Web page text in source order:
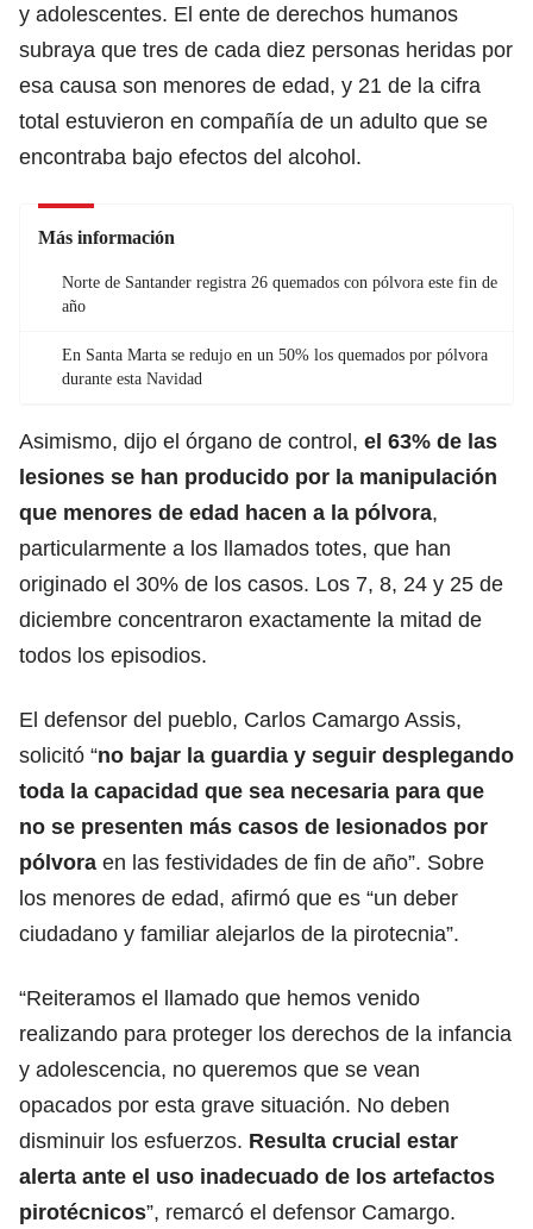
y adolescentes. El ente de derechos humanos
subraya que tres de cada diez personas heridas por
esa causa son menores de edad, y 21 de la cifra
total estuvieron en compañía de un adulto que se
encontraba bajo efectos del alcohol.
Más información
Norte de Santander registra 26 quemados con pólvora este fin de
año
En Santa Marta se redujo en un 50% los quemados por pólvora
durante esta Navidad
Asimismo, dijo el órgano de control, el 63% de las
lesiones se han producido por la manipulación
que menores de edad hacen a la pólvora,
particularmente a los llamados totes, que han
originado el 30% de los casos. Los 7, 8, 24 y 25 de
diciembre concentraron exactamente la mitad de
todos los episodios.
El defensor del pueblo, Carlos Camargo Assis,
solicitó “no bajar la guardia y seguir desplegando
toda la capacidad que sea necesaria para que
no se presenten más casos de lesionados por
pólvora en las festividades de fin de año”. Sobre
los menores de edad, afirmó que es “un deber
ciudadano y familiar alejarlos de la pirotecnia”.
“Reiteramos el llamado que hemos venido
realizando para proteger los derechos de la infancia
y adolescencia, no queremos que se vean
opacados por esta grave situación. No deben
disminuir los esfuerzos. Resulta crucial estar
alerta ante el uso inadecuado de los artefactos
pirotécnicos”, remarcó el defensor Camargo.